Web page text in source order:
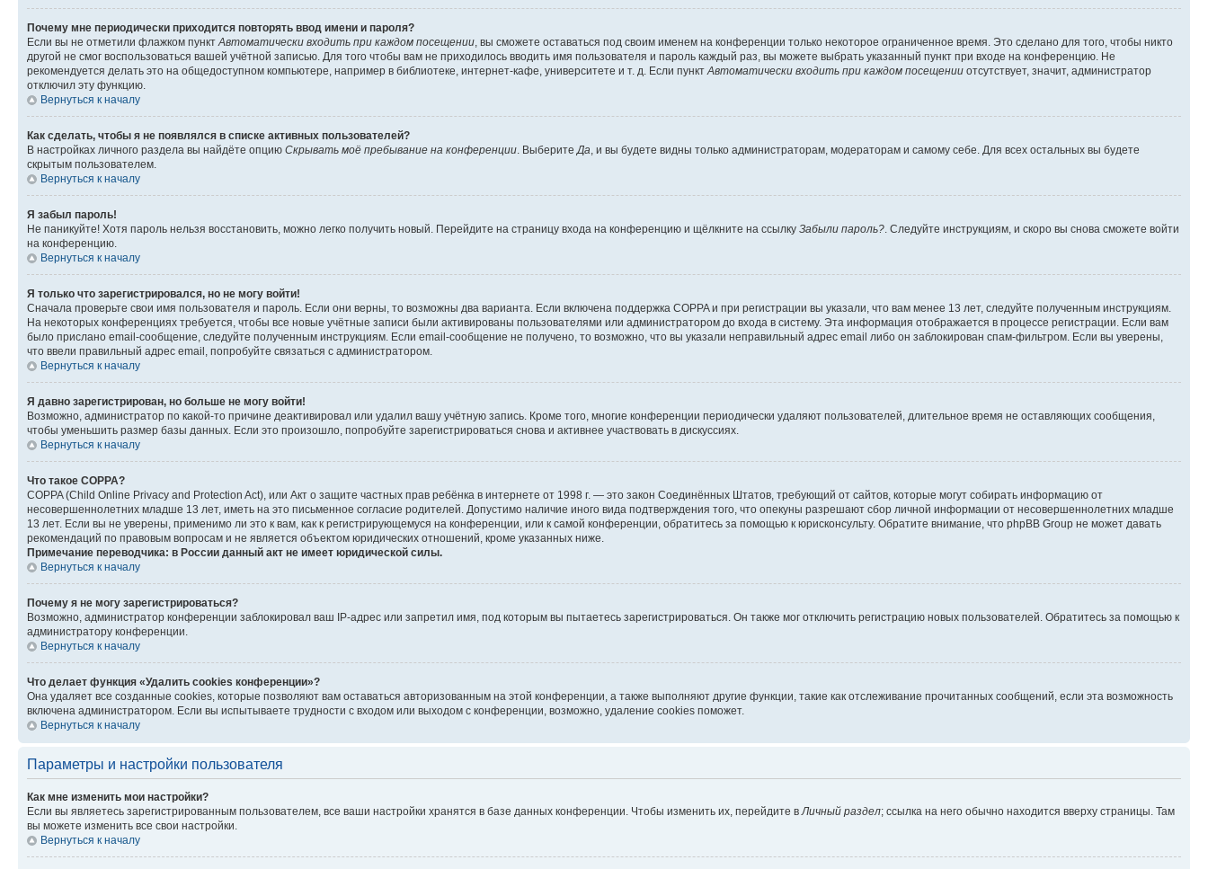
Почему мне периодически приходится повторять ввод имени и пароля?
Если вы не отметили флажком пунктАвтоматически входить при каждом посещении, вы сможете оставаться под своим именем на конференции только некоторое ограниченное время. Это сделано для того, чтобы никто
другой не смог воспользоваться вашей учётной записью. Для того чтобы вам не приходилось вводить имя пользователя и пароль каждый раз, вы можете выбрать указанный пункт при входе на конференцию. Не
рекомендуется делать это на общедоступном компьютере, например в библиотеке, интернет-кафе, университете и т. д. Если пунктАвтоматически входить при каждом посещении отсутствует, значит, администратор
отключил эту функцию.
Вернуться к началу
Как сделать, чтобы я не появлялся в списке активных пользователей?
В настройках личного раздела вы найдёте опцию Скрывать моё пребывание на конференции. ВыберитеДа, и вы будете видны только администраторам, модераторам и самому себе. Для всех остальных вы будете
скрытым пользователем.
Вернуться к началу
Я забыл пароль!
Не паникуйте! Хотя пароль нельзя восстановить, можно легко получить новый. Перейдите на страницу входа на конференцию и щёлкните на ссылку Забыли пароль?. Следуйте инструкциям, и скоро вы снова сможете войти
на конференцию.
Вернуться к началу
Я только что зарегистрировался, но не могу войти!
Сначала проверьте свои имя пользователя и пароль. Если они верны, то возможны два варианта. Если включена поддержка COPPA и при регистрации вы указали, что вам менее 13 лет, следуйте полученным инструкциям.
На некоторых конференциях требуется, чтобы все новые учётные записи были активированы пользователями или администратором до входа в систему. Эта информация отображается в процессе регистрации. Если вам
было прислано email-сообщение, следуйте полученным инструкциям. Если email-сообщение не получено, то возможно, что вы указали неправильный адрес email либо он заблокирован спам-фильтром. Если вы уверены,
что ввели правильный адрес email, попробуйте связаться с администратором.
Вернуться к началу
Я давно зарегистрирован, но больше не могу войти!
Возможно, администратор по какой-то причине деактивировал или удалил вашу учётную запись. Кроме того, многие конференции периодически удаляют пользователей, длительное время не оставляющих сообщения,
чтобы уменьшить размер базы данных. Если это произошло, попробуйте зарегистрироваться снова и активнее участвовать в дискуссиях.
Вернуться к началу
Что такое COPPA?
COPPA (Child Online Privacy and Protection Act), или Акт о защите частных прав ребёнка в интернете от 1998 г. — это закон Соединённых Штатов, требующий от сайтов, которые могут собирать информацию от
несовершеннолетних младше 13 лет, иметь на это письменное согласие родителей. Допустимо наличие иного вида подтверждения того, что опекуны разрешают сбор личной информации от несовершеннолетних младше
13 лет. Если вы не уверены, применимо ли это к вам, как к регистрирующемуся на конференции, или к самой конференции, обратитесь за помощью к юрисконсульту. Обратите внимание, что phpBB Group не может давать
рекомендаций по правовым вопросам и не является объектом юридических отношений, кроме указанных ниже.
Примечание переводчика: в России данный акт не имеет юридической силы.
Вернуться к началу
Почему я не могу зарегистрироваться?
Возможно, администратор конференции заблокировал ваш IP-адрес или запретил имя, под которым вы пытаетесь зарегистрироваться. Он также мог отключить регистрацию новых пользователей. Обратитесь за помощью к
администратору конференции.
Вернуться к началу
Что делает функция «Удалить cookies конференции»?
Она удаляет все созданные cookies, которые позволяют вам оставаться авторизованным на этой конференции, а также выполняют другие функции, такие как отслеживание прочитанных сообщений, если эта возможность
включена администратором. Если вы испытываете трудности с входом или выходом с конференции, возможно, удаление cookies поможет.
Вернуться к началу
Параметры и настройки пользователя
Как мне изменить мои настройки?
Если вы являетесь зарегистрированным пользователем, все ваши настройки хранятся в базе данных конференции. Чтобы изменить их, перейдите вЛичный раздел; ссылка на него обычно находится вверху страницы. Там
вы можете изменить все свои настройки.
Вернуться к началу